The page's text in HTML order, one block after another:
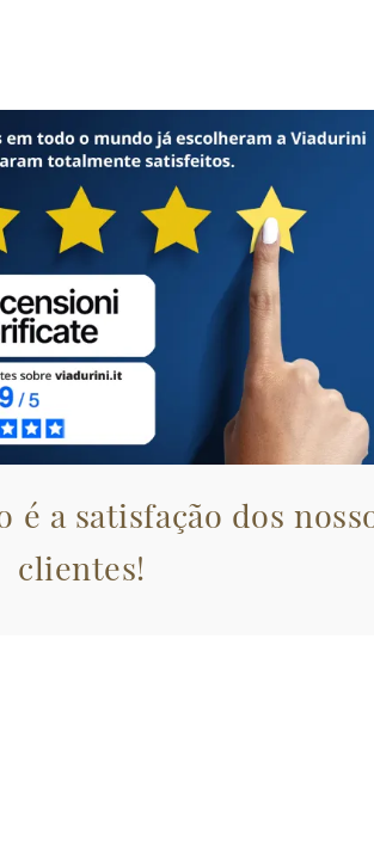
é a satisfação dos
clientes!